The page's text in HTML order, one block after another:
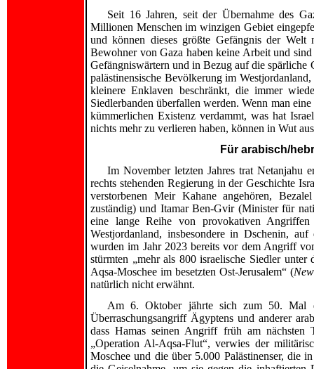
Seit 16 Jahren, seit der Übernahme des
Millionen Menschen im winzigen Gebiet
und können dieses größte Gefängnis der
Bewohner von Gaza haben keine Arbeit und
Gefängniswärtern und in Bezug auf die
palästinensische Bevölkerung im
kleinere Enklaven beschränkt, die immer
Siedlerbanden überfallen werden. Wenn man
kümmerlichen Existenz verdammt, was hat
nichts mehr zu verlieren haben, können in Wut
Für arabisch/
Im November letzten Jahres trat Netanjahu
rechts stehenden Regierung in der Geschichte
verstorbenen Meir Kahane angehören,
zuständig) und Itamar Ben-Gvir (Minister für
eine lange Reihe von provokativen
Westjordanland, insbesondere in Dschenin,
wurden im Jahr 2023 bereits vor dem Angriff
stürmten „mehr als 800 israelische Siedler
Aqsa-Moschee im besetzten Ost-Jerusalem“ (
natürlich nicht erwähnt.
Am 6. Oktober jährte sich zum 50. Mal
Überraschungsangriff Ägyptens und anderer
dass Hamas seinen Angriff früh am
„Operation Al-Aqsa-Flut“, verwies der
Moschee und die über 5.000 Palästinenser, die